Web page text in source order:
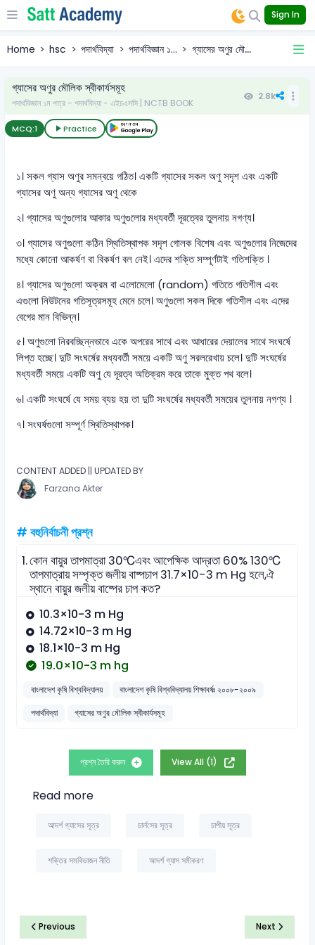
Sign In
Home hsc পদার্থবিদ্যা পদার্থবিজ্ঞান ১... গ্যাসের অণুর মৌ...
গ্যাসের অণুর মৌলিক স্বীকার্যসমূহ
পদার্থবিজ্ঞান ১ম পত্র - পদার্থবিদ্যা - এইচএসসি | NCTB BOOK
2.8k
MCQ:1 Practice
১। সকল গ্যাস অণুর সমন্বয়ে গঠিত। একটি গ্যাসের সকল অণু সদৃশ এবং একটি
গ্যাসের অণু অন্য গ্যাসের অণু থেকে
২। গ্যাসের অণুগুলোর আকার অণুগুলোর মধ্যবর্তী দূরত্বের তুলনায় নগণ্য।
৩। গ্যাসের অণুগুলো কঠিন স্থিতিস্থাপক সদৃশ গোলক বিশেষ এবং অণুগুলোর নিজেদের
মধ্যে কোনো আকর্ষণ বা বিকর্ষণ বল নেই। এদের শক্তি সম্পূর্ণটাই গতিশক্তি ।
৪। গ্যাসের অণুগুলো অক্রম বা এলোমেলো (random) গতিতে গতিশীল এবং
এগুলো নিউটনের গতিসূত্রসমূহ মেনে চলে। অণুগুলো সকল দিকে গতিশীল এবং এদের
বেগের মান বিভিন্ন।
৫। অণুগুলো নিরবচ্ছিন্নভাবে একে অপরের সাথে এবং আধারের দেয়ালের সাথে সংঘর্ষে
লিপ্ত হচ্ছে। দুটি সংঘর্ষের মধ্যবর্তী সময়ে একটি অণু সরলরেখায় চলে। দুটি সংঘর্ষের
মধ্যবর্তী সময়ে একটি অণু যে দূরত্ব অতিক্রম করে তাকে মুক্ত পথ বলে।
৬। একটি সংঘর্ষে যে সময় ব্যয় হয় তা দুটি সংঘর্ষের মধ্যবর্তী সময়ের তুলনায় নগণ্য ।
৭। সংঘর্ষগুলো সম্পূর্ণ স্থিতিস্থাপক।
CONTENT ADDED || UPDATED BY
Farzana Akter
# বহুনির্বাচনী প্রশ্ন
1.কোন বায়ুর তাপমাত্রা 30℃এবং আপেক্ষিক আদ্রতা 60% 130℃
তাপমাত্রায় সম্পৃক্ত জলীয় বাষ্পচাপ 31.7×10-3 m Hg হলে,ঐ
স্থানে বায়ুর জলীয় বাষ্পের চাপ কত?
10.3×10-3 m Hg
14.72×10-3 m Hg
18.1×10-3 m Hg
19.0×10-3 m hg
বাংলাদেশ কৃষি বিশ্ববিদ্যালয়
বাংলাদেশ কৃষি বিশ্ববিদ্যালয় শিক্ষাবর্ষঃ ২০০৮-২০০৯
পদার্থবিদ্যা
গ্যাসের অণুর মৌলিক স্বীকার্যসমূহ
প্রশ্ন তৈরি করুন View All (1)
Read more
আদর্শ গ্যাসের সূত্র চার্লসের সূত্র চাপীয় সূত্র
শক্তির সমবিভাজন নীতি আদর্শ গ্যাস সমীকরণ
Previous Next